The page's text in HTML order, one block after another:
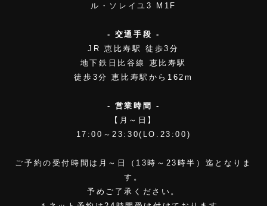
ル・ソレイユ3 M1F
- 交通手段 -
JR 恵比寿駅 徒歩3分
地下鉄日比谷線 恵比寿駅
徒歩3分 恵比寿駅から162m
- 営業時間 -
【月～日】
17:00～23:30(LO.23:00)
ご予約の受付時間は月～日（13時～23時半）迄となりま
す。
予めご了承ください。